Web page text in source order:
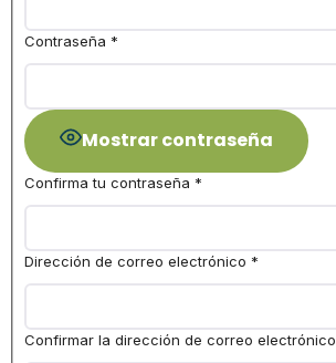
Contraseña *
Mostrar contraseña
Confirma tu contraseña *
Dirección de correo electrónico *
Confirmar la dirección de correo electrónico